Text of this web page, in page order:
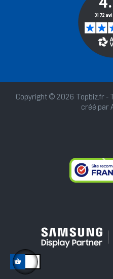
Copyright © 2026 Topbiz.fr -
créé par